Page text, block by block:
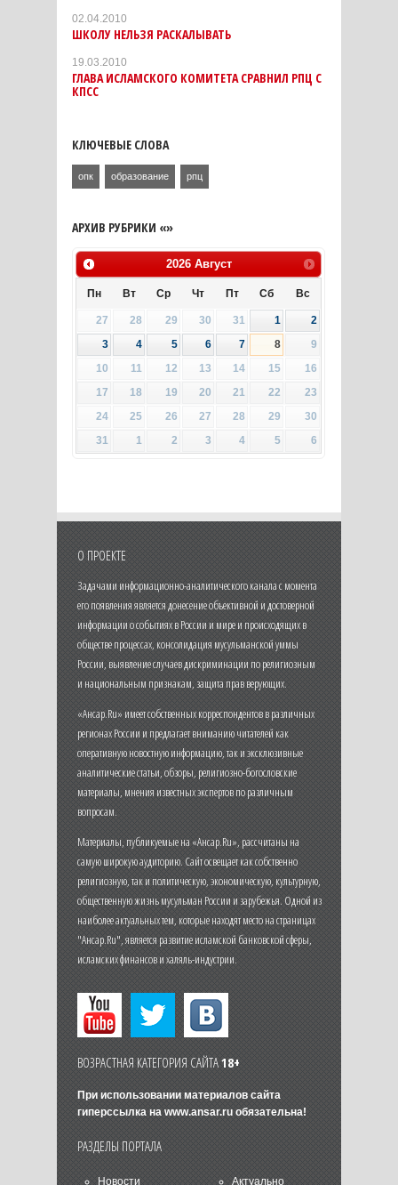
02.04.2010
ШКОЛУ НЕЛЬЗЯ РАСКАЛЫВАТЬ
19.03.2010
ГЛАВА ИСЛАМСКОГО КОМИТЕТА СРАВНИЛ РПЦ С
КПСС
КЛЮЧЕВЫЕ СЛОВА
опк образование рпц
АРХИВ РУБРИКИ «»
2026 Август
Пн Вт Ср Чт Пт Сб Вс
27 28 29 30 31 1
2
3
4 5 6 7 8
9
10
11 12 13 14 15
16
17
18 19 20 21 22
23
24
25 26 27 28 29
30
31
1 2 3 4 5 6
О ПРОЕКТЕ
Задачами информационно-аналитического канала с момента
его появления является донесение объективной и достоверной
информации о событиях в России и мире и происходящих в
обществе процессах, консолидация мусульманской уммы
России, выявление случаев дискриминации по религиозным
и национальным признакам, защита прав верующих.
«Ансар.Ru» имеет собственных корреспондентов в различных
регионах России и предлагает вниманию читателей как
оперативную новостную информацию, так и эксклюзивные
аналитические статьи, обзоры, религиозно-богословские
материалы, мнения известных экспертов по различным
вопросам.
Материалы, публикуемые на «Ансар.Ru», рассчитаны на
самую широкую аудиторию. Сайт освещает как собственно
религиозную, так и политическую, экономическую, культурную,
общественную жизнь мусульман России и зарубежья. Одной из
наиболее актуальных тем, которые находят место на страницах
"Ансар.Ru", является развитие исламской банковской сферы,
исламских финансов и халяль-индустрии.
ВОЗРАСТНАЯ КАТЕГОРИЯ САЙТА18+
При использовании материалов сайта
гиперссылка на www.ansar.ruобязательна!
РАЗДЕЛЫ ПОРТАЛА
Новости Актуально